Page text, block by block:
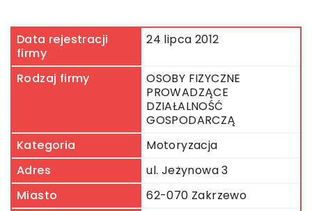
Data rejestracji
firmy
24 lipca 2012
Rodzaj firmy
OSOBY FIZYCZNE
PROWADZĄCE
DZIAŁALNOŚĆ
GOSPODARCZĄ
Kategoria
Motoryzacja
Adres
ul. Jeżynowa 3
Miasto
62-070 Zakrzewo